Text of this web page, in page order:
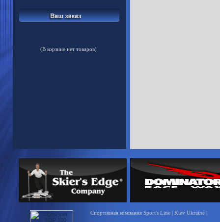
(В корзине нет товаров)
Спортивная компания Sport's Line | Kiev Ukraine |